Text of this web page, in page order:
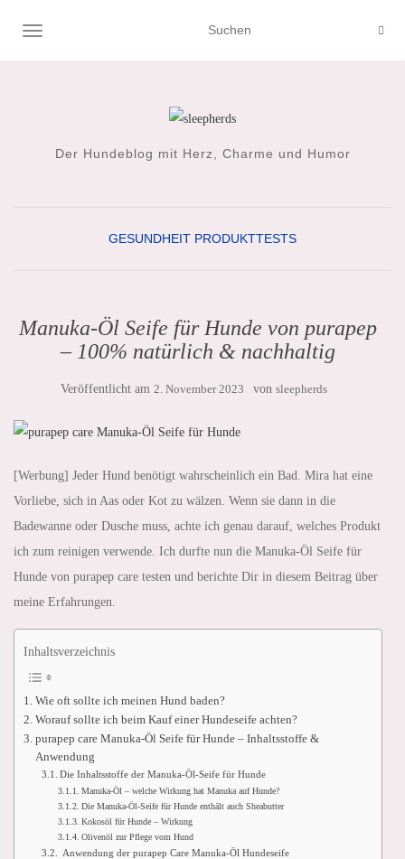
NAVIGATION UMSCHALTEN
Der Hundeblog mit Herz, Charme und Humor
GESUNDHEIT PRODUKTTESTS
Manuka-Öl Seife für Hunde von purapep
– 100% natürlich & nachhaltig
Veröffentlicht am 2. November 2023 von sleepherds
[Werbung] Jeder Hund benötigt wahrscheinlich ein Bad. Mira hat eine
Vorliebe, sich in Aas oder Kot zu wälzen. Wenn sie dann in die
Badewanne oder Dusche muss, achte ich genau darauf, welches Produkt
ich zum reinigen verwende. Ich durfte nun die Manuka-Öl Seife für
Hunde von purapep care testen und berichte Dir in diesem Beitrag über
meine Erfahrungen.
Inhaltsverzeichnis
Wie oft sollte ich meinen Hund baden?
Worauf sollte ich beim Kauf einer Hundeseife achten?
purapep care Manuka-Öl Seife für Hunde – Inhaltsstoffe &
Anwendung
Die Inhaltsstoffe der Manuka-Öl-Seife für Hunde
Manuka-Öl – welche Wirkung hat Manuka auf Hunde?
Die Manuka-Öl-Seife für Hunde enthält auch Sheabutter
Kokosöl für Hunde – Wirkung
Olivenöl zur Pflege vom Hund
Anwendung der purapep Care Manuka-Öl Hundeseife